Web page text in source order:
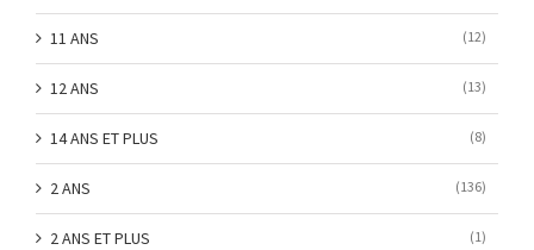
11 ANS (12)
12 ANS (13)
14 ANS ET PLUS (8)
2 ANS (136)
2 ANS ET PLUS (1)